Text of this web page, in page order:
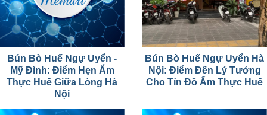
Bún Bò Huế Ngự Uyển -
Mỹ Đình: Điểm Hẹn Ẩm
Thực Huế Giữa Lòng Hà
Nội
Bún Bò Huế Ngự Uyển Hà
Nội: Điểm Đến Lý Tưởng
Cho Tín Đồ Ẩm Thực Huế